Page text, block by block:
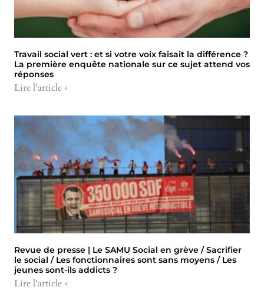
Travail social vert : et si votre voix faisait la différence ?
La première enquête nationale sur ce sujet attend vos
réponses
Lire l'article »
Revue de presse | Le SAMU Social en grève / Sacrifier
le social / Les fonctionnaires sont sans moyens / Les
jeunes sont-ils addicts ?
Lire l'article »